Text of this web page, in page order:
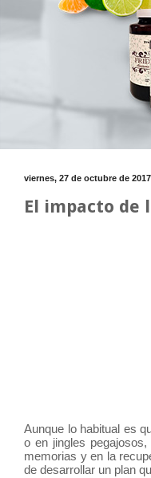
viernes, 27 de octubre de 2017
El impacto de
Aunque lo habitual es
o en jingles
memorias y en la
de desarrollar un plan